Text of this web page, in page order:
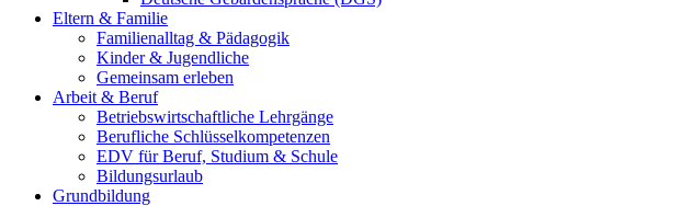
Eltern & Familie
Familienalltag & Pädagogik
Kinder & Jugendliche
Gemeinsam erleben
Arbeit & Beruf
Betriebswirtschaftliche Lehrgänge
Berufliche Schlüsselkompetenzen
EDV für Beruf, Studium & Schule
Bildungsurlaub
Grundbildung